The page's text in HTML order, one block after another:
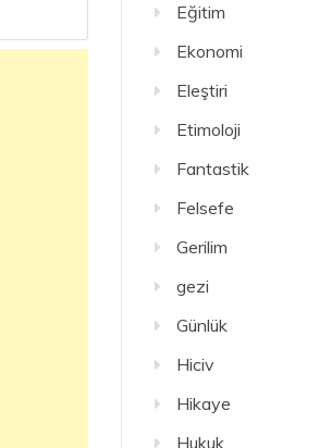
Eğitim
Ekonomi
Eleştiri
Etimoloji
Fantastik
Felsefe
Gerilim
gezi
Günlük
Hiciv
Hikaye
Hukuk